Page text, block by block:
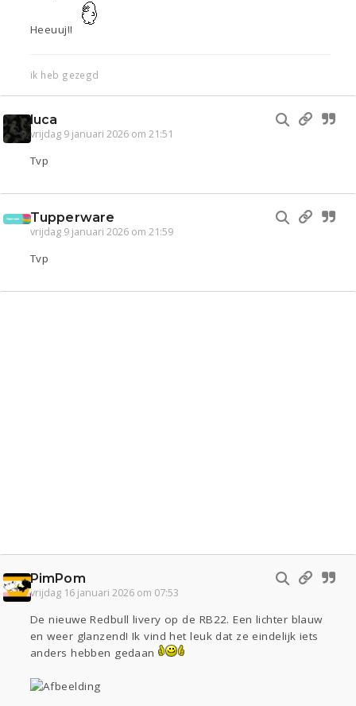
Heeuuj!!
ik heb gezegd
luca
vrijdag 9 januari 2026 om 21:51
Tvp
Tupperware
vrijdag 9 januari 2026 om 21:59
Tvp
PimPom
vrijdag 16 januari 2026 om 07:53
De nieuwe Redbull livery op de RB22. Een lichter blauw
en weer glanzend! Ik vind het leuk dat ze eindelijk iets
anders hebben gedaan